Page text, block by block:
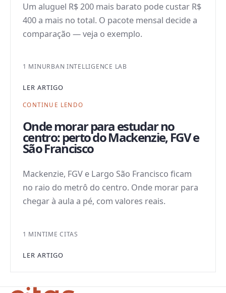
Um aluguel R$ 200 mais barato pode custar R$
400 a mais no total. O pacote mensal decide a
comparação — veja o exemplo.
1 MINURBAN INTELLIGENCE LAB
LER ARTIGO
CONTINUE LENDO
Onde morar para estudar no
centro: perto do Mackenzie, FGV e
São Francisco
Mackenzie, FGV e Largo São Francisco ficam
no raio do metrô do centro. Onde morar para
chegar à aula a pé, com valores reais.
1 MINTIME CITAS
LER ARTIGO